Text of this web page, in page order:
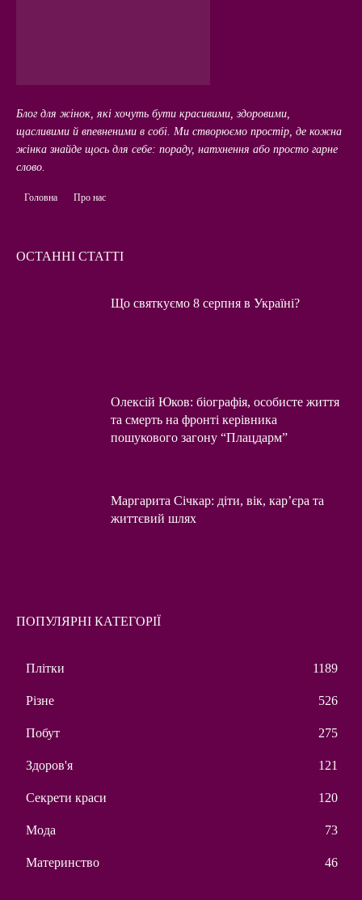
Блог для жінок, які хочуть бути красивими, здоровими,
щасливими й впевненими в собі. Ми створюємо простір, де кожна
жінка знайде щось для себе: пораду, натхнення або просто гарне
слово.
Головна Про нас
ОСТАННІ СТАТТІ
Що святкуємо 8 серпня в Україні?
Олексій Юков: біографія, особисте життя
та смерть на фронті керівника
пошукового загону “Плацдарм”
Маргарита Січкар: діти, вік, кар’єра та
життєвий шлях
ПОПУЛЯРНІ КАТЕГОРІЇ
Плітки 1189
Різне 526
Побут 275
Здоров'я 121
Секрети краси 120
Мода 73
Материнство 46